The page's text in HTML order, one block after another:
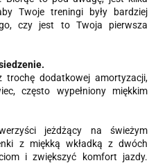
Twoje treningi były bardziej
czy jest to Twoja pierwsza
.
trochę dodatkowej amortyzacji,
często wypełniony miękkim
jeżdżący na świeżym
z miękką wkładką z dwóch
i zwiększyć komfort jazdy.